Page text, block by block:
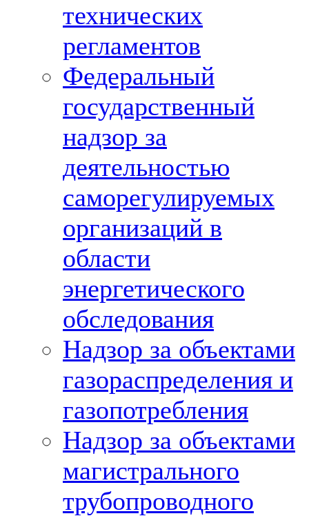
технических
регламентов
Федеральный
государственный
надзор за
деятельностью
саморегулируемых
организаций в
области
энергетического
обследования
Надзор за объектами
газораспределения и
газопотребления
Надзор за объектами
магистрального
трубопроводного